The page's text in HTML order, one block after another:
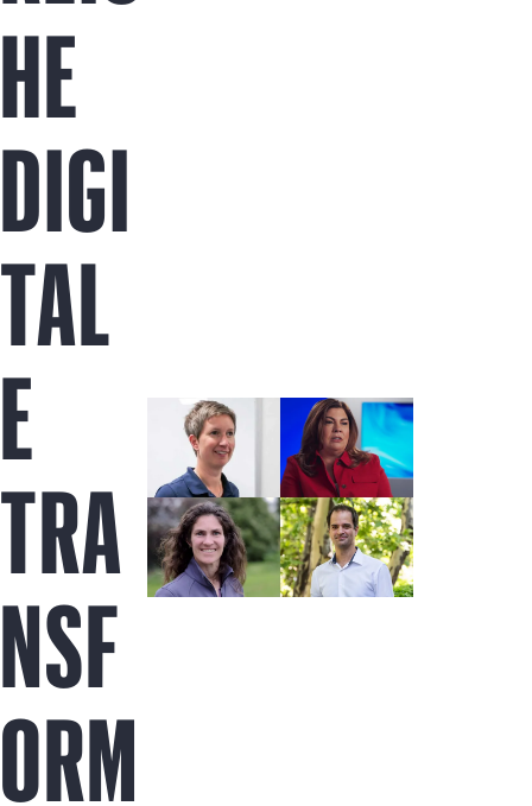
HE
DIGI
TAL
E
TRA
NSF
ORM